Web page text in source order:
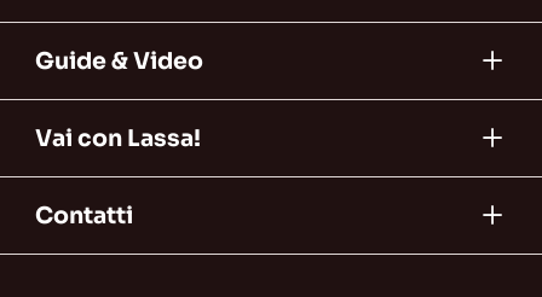
Guide & Video
Vai con Lassa!
Contatti